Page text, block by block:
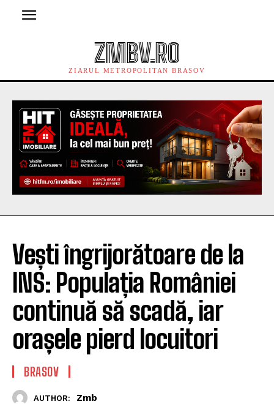
ZMBV.RO
ZIARUL METROPOLITAN BRASOV
Vești îngrijorătoare de la
INS: Populația României
continuă să scadă, iar
orașele pierd locuitori
BRASOV
AUTHOR: Zmb